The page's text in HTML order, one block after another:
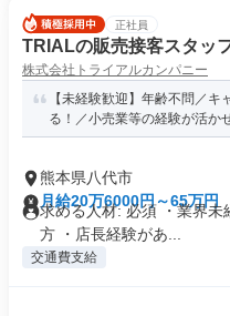
正社員
TRIALの販売接客スタッ
株式会社トライアルカンパニー
【未経験歓迎】年齢不問／
る！／小売業等の経験が活か
熊本県八代市
月給20万6000円～65万円
求める人材: 必須 ・業界未
方 ・店長経験があ...
交通費支給